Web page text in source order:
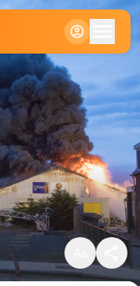
Klein
Standaard
Groot